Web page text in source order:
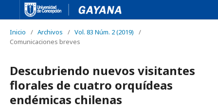
Inicio / Archivos / Vol. 83 Núm. 2 (2019)
/
Comunicaciones breves
Descubriendo nuevos visitantes
florales de cuatro orquídeas
endémicas chilenas